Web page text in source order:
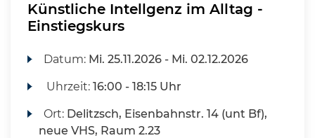
Künstliche Intellgenz im Alltag -
Einstiegskurs
Datum: Mi. 25.11.2026 - Mi. 02.12.2026
Uhrzeit:16:00 - 18:15 Uhr
Ort: Delitzsch, Eisenbahnstr. 14 (unt Bf),
neue VHS, Raum 2.23